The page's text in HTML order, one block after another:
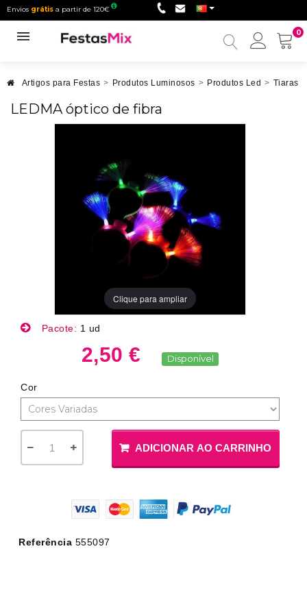
Envios grátis a partir de 120€
0
Minha
Artigos para Festas > Produtos Luminosos > Produtos Led > Tiaras
LEDMA óptico de fibra
Clique para ampliar
Pacote: 1 ud
2,50 € Disponível
Cor
ADICIONAR AO CARRINHO
Referência 555097